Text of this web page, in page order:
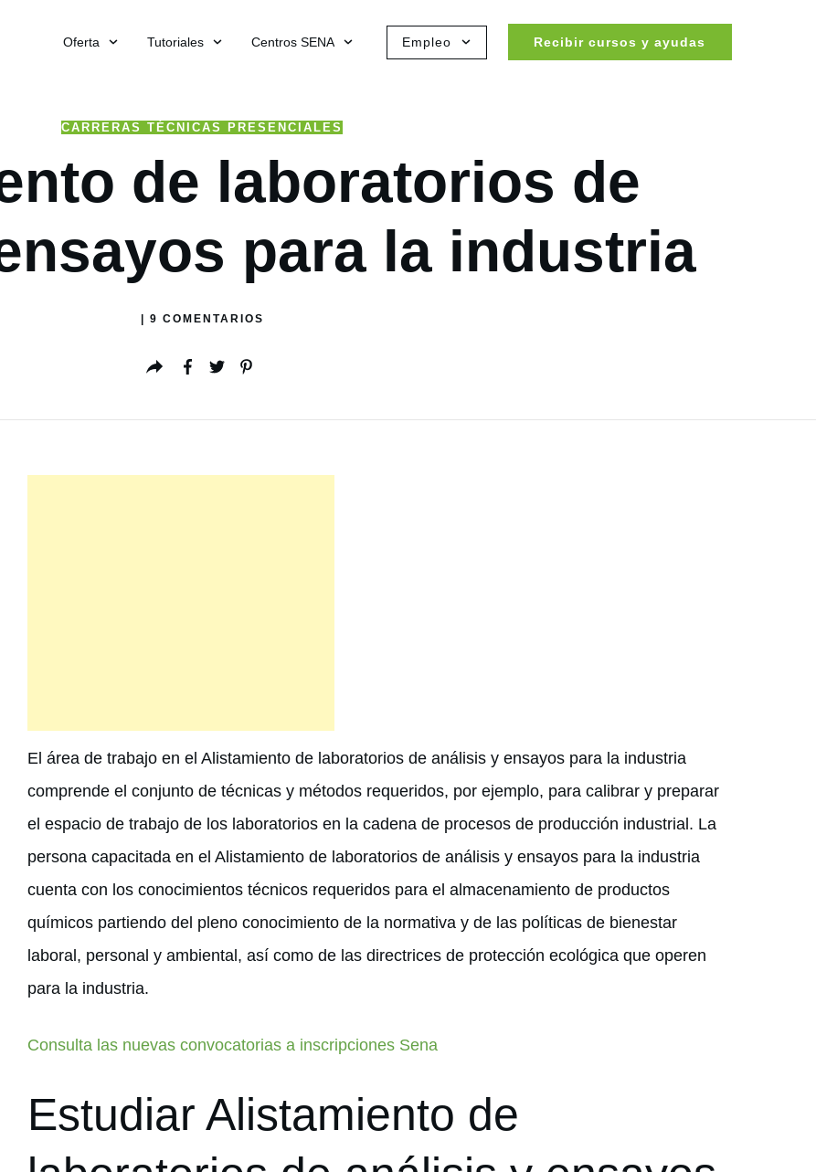
Oferta Tutoriales Centros SENA Empleo Recibir cursos y ayudas
CARRERAS TÉCNICAS PRESENCIALES
de laboratorios de
para la industria
9 COMENTARIOS
El área de trabajo en el Alistamiento de laboratorios de análisis y ensayos para la industria
comprende el conjunto de técnicas y métodos requeridos, por ejemplo, para calibrar y preparar
el espacio de trabajo de los laboratorios en la cadena de procesos de producción industrial. La
persona capacitada en el Alistamiento de laboratorios de análisis y ensayos para la industria
cuenta con los conocimientos técnicos requeridos para el almacenamiento de productos
químicos partiendo del pleno conocimiento de la normativa y de las políticas de bienestar
laboral, personal y ambiental, así como de las directrices de protección ecológica que operen
para la industria.
Consulta las nuevas convocatorias a inscripciones Sena
Estudiar Alistamiento de